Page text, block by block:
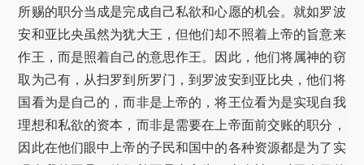
所赐的职分当成是完成自己私欲和心愿的机会。就如罗波
安和亚比央虽然为犹大王，但他们却不照着上帝的旨意来
作王，而是照着自己的意思作王。因此，他们将属神的窃
取为己有，从扫罗到所罗门，到罗波安到亚比央，他们将
国看为是自己的，而非是上帝的，将王位看为是实现自我
理想和私欲的资本，而非是需要在上帝面前交账的职分，
因此在他们眼中上帝的子民和国中的各种资源都是为了实